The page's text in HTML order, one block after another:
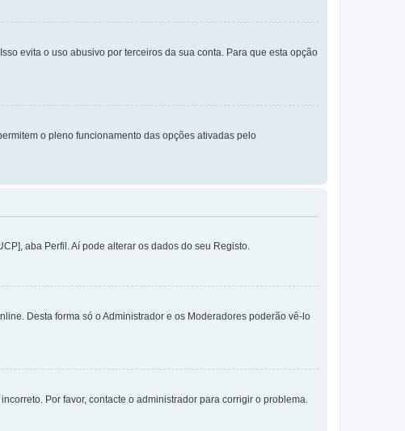
evita o uso abusivo por terceiros da sua conta. Para que esta opção
o pleno funcionamento das opções ativadas pelo
aba Perfil. Aí pode alterar os dados do seu Registo.
Desta forma só o Administrador e os Moderadores poderão vê-lo
Por favor, contacte o administrador para corrigir o problema.